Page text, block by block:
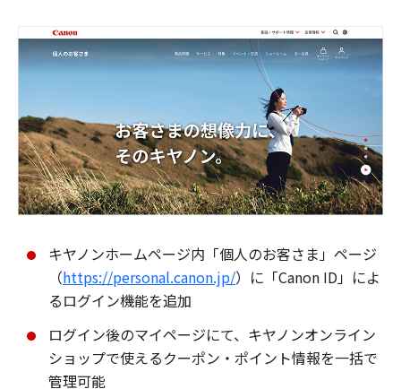
キヤノンホームページ内「個人のお客さま」ページ
（https://personal.canon.jp/）に「Canon ID」によ
るログイン機能を追加
ログイン後のマイページにて、キヤノンオンライン
ショップで使えるクーポン・ポイント情報を一括で
管理可能